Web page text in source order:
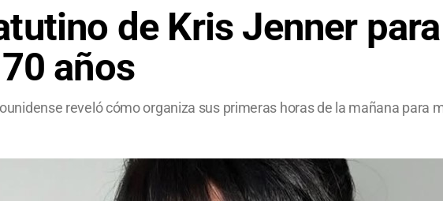
de Kris Jenner
años
reveló cómo organiza sus primeras horas de la mañana para